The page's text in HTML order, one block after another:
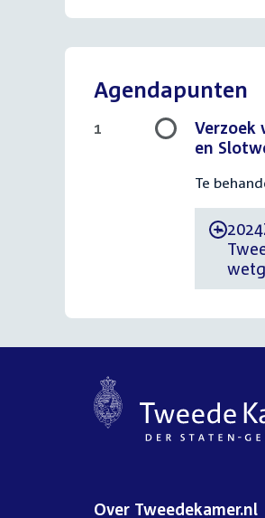
Agendapunten
Verzoek
en
Te
-
1
Over Tweedekamer.nl